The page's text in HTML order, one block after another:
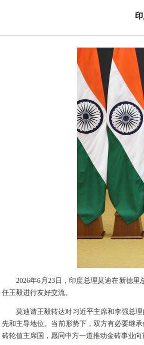
2026年6月23日，印度总理莫迪在新德
任王毅进行友好交流。
莫迪请王毅转达对习近平主席和李强总
先和主导地位。当前形势下，双方有必要继
砖轮值主席国，愿同中方一道推动金砖事业向